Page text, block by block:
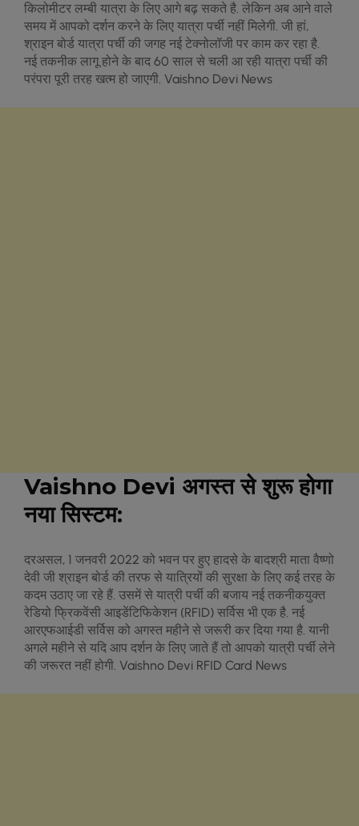
किलोमीटर लम्बी यात्रा के लिए आगे बढ़ सकते है. लेक‍िन अब आने वाले
समय में आपको दर्शन करने के ल‍िए यात्रा पर्ची नहीं म‍िलेगी. जी हां,
श्राइन बोर्ड यात्रा पर्ची की जगह नई टेक्‍नोलॉजी पर काम कर रहा है.
नई तकनीक लागू होने के बाद 60 साल से चली आ रही यात्रा पर्ची की
परंपरा पूरी तरह खत्‍म हो जाएगी. Vaishno Devi News
Vaishno Devi अगस्‍त से शुरू होगा
नया स‍िस्‍टम:
दरअसल, 1 जनवरी 2022 को भवन पर हुए हादसे के बादश्री माता वैष्‍णो
देवी जी श्राइन बोर्ड की तरफ से यात्र‍ियों की सुरक्षा के ल‍िए कई तरह के
कदम उठाए जा रहे हैं. उसमें से यात्री पर्ची की बजाय नई तकनीकयुक्त
रेडियो फ्रिकवेंसी आइडेंटिफिकेशन (RFID) सर्व‍िस भी एक है. नई
आरएफआईडी सर्व‍िस को अगस्‍त महीने से जरूरी कर द‍िया गया है. यानी
अगले महीने से यद‍ि आप दर्शन के ल‍िए जाते हैं तो आपको यात्री पर्ची लेने
की जरूरत नहीं होगी. Vaishno Devi RFID Card News